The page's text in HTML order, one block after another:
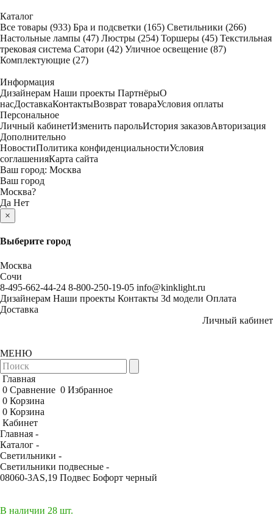
Каталог
Все товары (933) Бра и подсветки (165) Светильники (266)
Настольные лампы (47) Люстры (254) Торшеры (45) Текстильная
трековая система Сатори (42) Уличное освещение (87)
Комплектующие (27)
Информация
Дизайнерам Наши проекты ПартнёрыО
насДоставкаКонтактыВозврат товараУсловия оплаты
Персональное
Личный кабинетИзменить парольИстория заказовАвторизация
Дополнительно
НовостиПолитика конфиденциальностиУсловия
соглашенияКарта сайта
Ваш город: Москва
Ваш город
Москва?
Да Нет
×
Выберите город
Москва
Сочи
8-495-662-44-24 8-800-250-19-05 info@kinklight.ru
Дизайнерам Наши проекты Контакты 3d модели Оплата
Доставка
Личный кабинет
МЕНЮ
Главная
0 Сравнение 0 Избранное
0 Корзина
0 Корзина
Кабинет
Главная -
Каталог -
Светильники -
Светильники подвесные -
08060-3AS,19 Подвес Бофорт черный
В наличии 28 шт.